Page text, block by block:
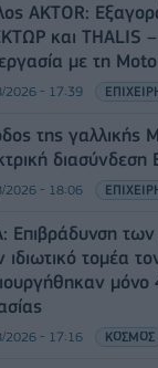
AKTOR:
και THALIS –
με τη
2026 - 17:39
της γαλλικής
2026 - 18:06
Επιβράδυνση
ιδιωτικό τομέα
μόνο
2026 - 17:16 ΚΟΣΜΟΣ